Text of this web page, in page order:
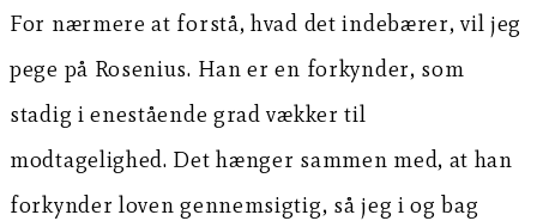
For nærmere at forstå, hvad det indebærer, vil jeg
pege på Rosenius. Han er en forkynder, som
stadig i enestående grad vækker til
modtagelighed. Det hænger sammen med, at han
forkynder loven gennemsigtig, så jeg i og bag